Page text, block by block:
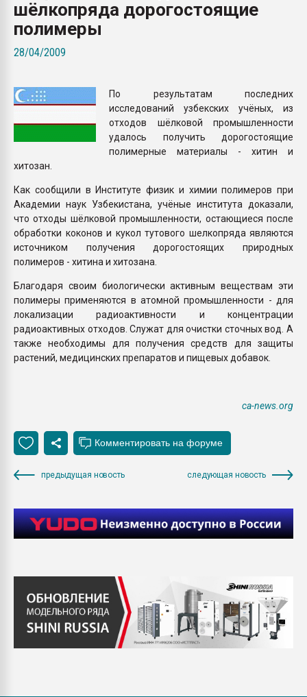
покупка, обмен
шёлкопряда дорогостоящие
полимеры
28/04/2009
По результатам последних
исследований узбекских учёных, из
отходов шёлковой промышленности
удалось получить дорогостоящие
полимерные материалы - хитин и
хитозан.
Как сообщили в Институте физик и химии полимеров при
Академии наук Узбекистана, учёные института доказали,
что отходы шёлковой промышленности, остающиеся после
обработки коконов и кукол тутового шелкопряда являются
источником получения дорогостоящих природных
полимеров - хитина и хитозана.
Благодаря своим биологически активным веществам эти
полимеры применяются в атомной промышленности - для
локализации радиоактивности и концентрации
радиоактивных отходов. Служат для очистки сточных вод. А
также необходимы для получения средств для защиты
растений, медицинских препаратов и пищевых добавок.
ca-news.org
предыдущая новость следующая новость